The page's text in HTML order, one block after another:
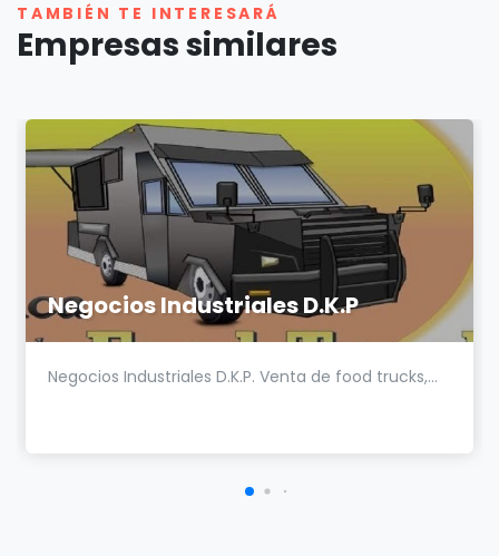
TAMBIÉN TE INTERESARÁ
Empresas similares
Negocios Industriales D.K.P
Negocios Industriales D.K.P. Venta de food trucks,...